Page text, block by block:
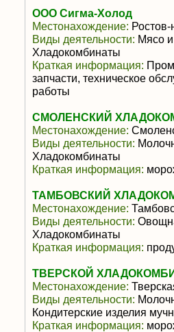
ООО Сигма-Холод
Местонахождение:
Виды деятельности: Мясо
Хладокомбинаты
Краткая информация:
запчасти, техническое
работы
СМОЛЕНСКИЙ
Местонахождение:
Виды деятельности:
Хладокомбинаты
Краткая информация:
ТАМБОВСКИЙ
Местонахождение:
Виды деятельности:
Хладокомбинаты
Краткая информация:
ТВЕРСКОЙ
Местонахождение:
Виды деятельности:
Кондитерские изделия
Краткая информация: